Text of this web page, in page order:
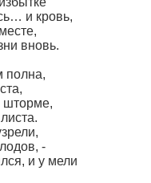
и кровь,
вновь.
полна,
шторме,
-
и у мели